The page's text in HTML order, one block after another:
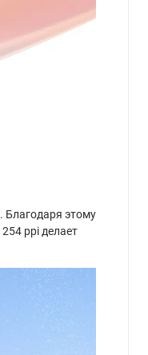
Благодаря этому
ppi делает